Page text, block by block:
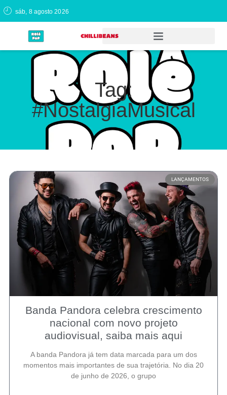
sáb, 8 agosto 2026
Tag:
#NostalgiaMusical
LANÇAMENTOS
Banda Pandora celebra crescimento
nacional com novo projeto
audiovisual, saiba mais aqui
A banda Pandora já tem data marcada para um dos
momentos mais importantes de sua trajetória. No dia 20
de junho de 2026, o grupo